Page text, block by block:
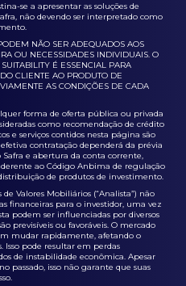
se a apresentar as soluções de
não devendo ser interpretado como
NÃO SER ADEQUADOS AOS
OU NECESSIDADES INDIVIDUAIS. O
É ESSENCIAL PARA
CLIENTE AO PRODUTO DE
AS CONDIÇÕES DE CADA
forma de oferta pública ou privada
como recomendação de crédito
e serviços contidos nesta página são
contratação dependerá da prévia
Safra e abertura da conta corrente,
ao Código Anbima de regulação
de produtos de investimento.
Valores Mobiliários (“Analista”) não
financeiras para o investidor, uma vez
podem ser influenciadas por diversos
previsíveis ou favoráveis. O mercado
mudar rapidamente, afetando o
Isso pode resultar em perdas
de instabilidade econômica. Apesar
passado, isso não garante que suas